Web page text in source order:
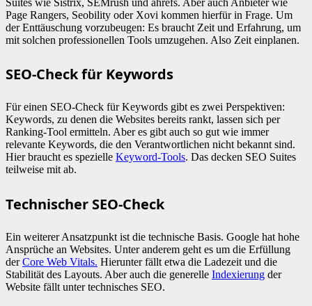
Page Rangers, Seobility oder Xovi kommen hierfür in Frage. Um
der Enttäuschung vorzubeugen: Es braucht Zeit und Erfahrung, um
mit solchen professionellen Tools umzugehen. Also Zeit einplanen.
SEO-Check für Keywords
Für einen SEO-Check für Keywords gibt es zwei Perspektiven:
Keywords, zu denen die Websites bereits rankt, lassen sich per
Ranking-Tool ermitteln. Aber es gibt auch so gut wie immer
relevante Keywords, die den Verantwortlichen nicht bekannt sind.
Hier braucht es spezielle Keyword-Tools. Das decken SEO Suites
teilweise mit ab.
Technischer SEO-Check
Ein weiterer Ansatzpunkt ist die technische Basis. Google hat hohe
Ansprüche an Websites. Unter anderem geht es um die Erfüllung
derCore Web Vitals. Hierunter fällt etwa die Ladezeit und die
Stabilität des Layouts. Aber auch die generelle Indexierung der
Website fällt unter technisches SEO.